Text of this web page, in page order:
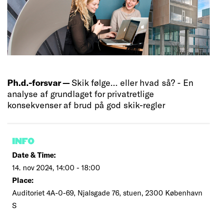
Ph.d.-forsvar —Skik følge… eller hvad så? - En
analyse af grundlaget for privatretlige
konsekvenser af brud på god skik-regler
INFO
Date & Time:
14. nov 2024, 14:00 - 18:00
Place:
Auditoriet 4A-0-69, Njalsgade 76, stuen, 2300 København
S